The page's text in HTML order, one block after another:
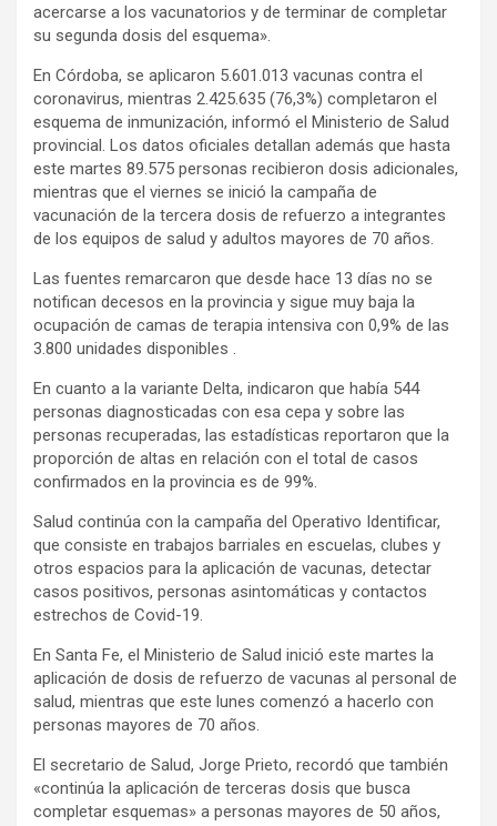
acercarse a los vacunatorios y de terminar de completar
su segunda dosis del esquema».
En Córdoba, se aplicaron 5.601.013 vacunas contra el
coronavirus, mientras 2.425.635 (76,3%) completaron el
esquema de inmunización, informó el Ministerio de Salud
provincial. Los datos oficiales detallan además que hasta
este martes 89.575 personas recibieron dosis adicionales,
mientras que el viernes se inició la campaña de
vacunación de la tercera dosis de refuerzo a integrantes
de los equipos de salud y adultos mayores de 70 años.
Las fuentes remarcaron que desde hace 13 días no se
notifican decesos en la provincia y sigue muy baja la
ocupación de camas de terapia intensiva con 0,9% de las
3.800 unidades disponibles .
En cuanto a la variante Delta, indicaron que había 544
personas diagnosticadas con esa cepa y sobre las
personas recuperadas, las estadísticas reportaron que la
proporción de altas en relación con el total de casos
confirmados en la provincia es de 99%.
Salud continúa con la campaña del Operativo Identificar,
que consiste en trabajos barriales en escuelas, clubes y
otros espacios para la aplicación de vacunas, detectar
casos positivos, personas asintomáticas y contactos
estrechos de Covid-19.
En Santa Fe, el Ministerio de Salud inició este martes la
aplicación de dosis de refuerzo de vacunas al personal de
salud, mientras que este lunes comenzó a hacerlo con
personas mayores de 70 años.
El secretario de Salud, Jorge Prieto, recordó que también
«continúa la aplicación de terceras dosis que busca
completar esquemas» a personas mayores de 50 años,